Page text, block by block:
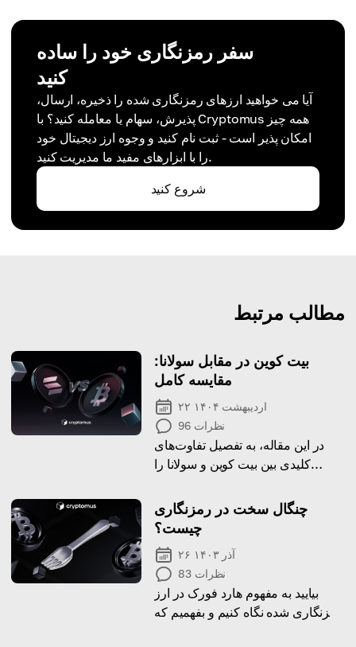
سفر رمزنگاری خود را ساده
کنید
آیا می خواهید ارزهای رمزنگاری شده را ذخیره، ارسال،
پذیرش، سهام یا معامله کنید؟ با Cryptomus همه چیز
امکان پذیر است - ثبت نام کنید و وجوه ارز دیجیتال خود
را با ابزارهای مفید ما مدیریت کنید.
شروع کنید
مطالب مرتبط
بیت کوین در مقابل سولانا:
مقایسه کامل
۲۲ اردیبهشت ۱۴۰۴
96 نظرات
در این مقاله، به تفصیل تفاوت‌های
کلیدی بین بیت کوین و سولانا را
چنگال سخت در رمزنگاری
چیست؟
۲۶ آذر ۱۴۰۳
83 نظرات
بیایید به مفهوم هارد فورک در ارز
رمزنگاری شده نگاه کنیم و بفهمیم که